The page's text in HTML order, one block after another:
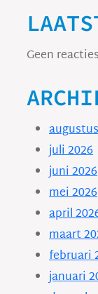
Geen
juli 2026
juni 2026
mei 2026
april
maart
februari
januari